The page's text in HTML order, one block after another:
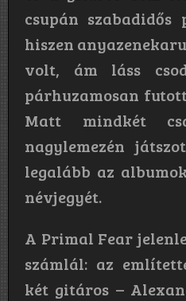
csupán szabadidős
hiszen
volt, ám láss
párhuzamosan
Matt mindkét
nagylemezén
legalább az
névjegyét.
A Primal Fear
számlál: az
két gitáros –